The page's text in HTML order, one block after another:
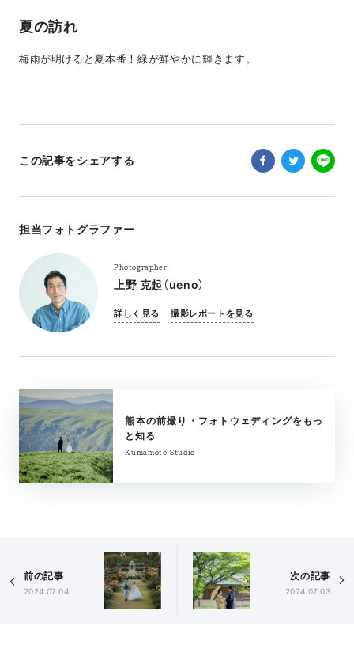
夏の訪れ
梅雨が明けると夏本番！緑が鮮やかに輝きます。
この記事をシェアする
担当フォトグラファー
Photographer
上野 克起（ueno）
詳しく見る 撮影レポートを見る
熊本の前撮り・フォトウェディングをもっ
と知る
Kumamoto Studio
前の記事
2024.07.04
次の記事
2024.07.03